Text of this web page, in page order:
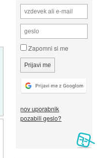
Zapomni si me
nov uporabnik
pozabili geslo?